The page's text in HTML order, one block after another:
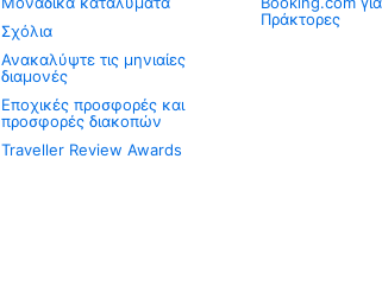
Σχόλια
Ανακαλύψτε τις μηνιαίες
διαμονές
Εποχικές προσφορές και
προσφορές διακοπών
Traveller Review Awards
Πράκτορες